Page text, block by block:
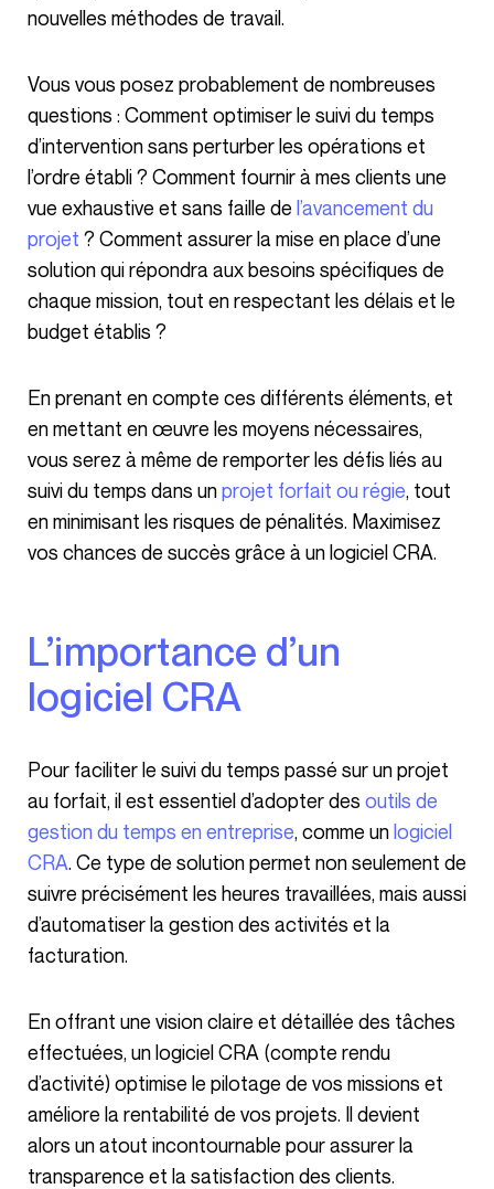
nouvelles méthodes de travail.
Vous vous posez probablement de nombreuses
questions : Comment optimiser le suivi du temps
d’intervention sans perturber les opérations et
l’ordre établi ? Comment fournir à mes clients une
vue exhaustive et sans faille de l’avancement du
projet ? Comment assurer la mise en place d’une
solution qui répondra aux besoins spécifiques de
chaque mission, tout en respectant les délais et le
budget établis ?
En prenant en compte ces différents éléments, et
en mettant en œuvre les moyens nécessaires,
vous serez à même de remporter les défis liés au
suivi du temps dans unprojet forfait ou régie, tout
en minimisant les risques de pénalités. Maximisez
vos chances de succès grâce à un logiciel CRA.
L’importance d’un
logiciel CRA
Pour faciliter le suivi du temps passé sur un projet
au forfait, il est essentiel d’adopter des outils de
gestion du temps en entreprise, comme unlogiciel
CRA. Ce type de solution permet non seulement de
suivre précisément les heures travaillées, mais aussi
d’automatiser la gestion des activités et la
facturation.
En offrant une vision claire et détaillée des tâches
effectuées, un logiciel CRA (compte rendu
d’activité) optimise le pilotage de vos missions et
améliore la rentabilité de vos projets. Il devient
alors un atout incontournable pour assurer la
transparence et la satisfaction des clients.